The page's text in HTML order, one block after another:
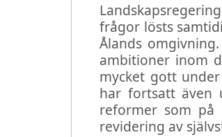
frågor lösts
Ålands
ambitioner inom
mycket gott
har fortsatt även
reformer som på
revidering av